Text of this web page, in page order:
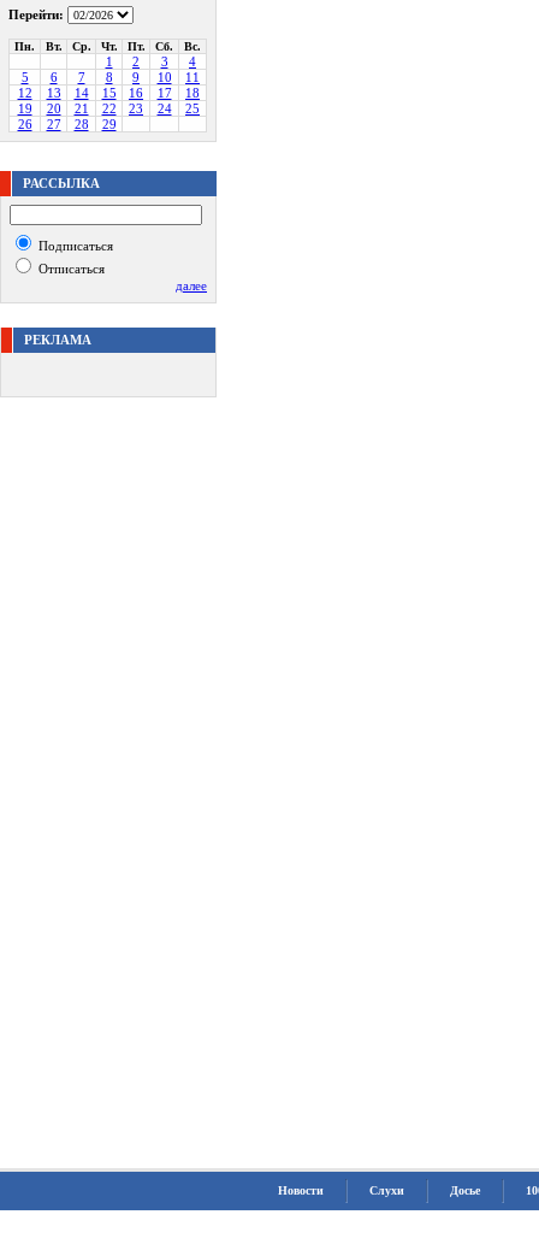
Перейти:
Пн. Вт. Ср. Чт. Пт. Сб. Вс.
1 2 3
4
5
6 7 8 9 10
11
12
13 14 15 16 17
18
19
20 21 22 23 24
25
26
27 28 29
РАССЫЛКА
Подписаться
Отписаться
далее
РЕКЛАМА
Новости Слухи Досье